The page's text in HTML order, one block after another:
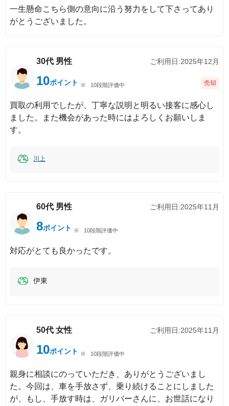
一生懸命こちら側の意向に沿う努力をして下さってあり
がとうございました。
30代 男性 ご利用日:2025年12月
10ポイント 10段階評価中 売却
買取の利用でしたが、丁寧な説明と明るい接客に感心し
ました。また機会があった時にはよろしくお願いしま
す。
川上
60代 男性 ご利用日:2025年11月
8ポイント 10段階評価中
対応がとても良かったです。
伊東
50代 女性 ご利用日:2025年11月
10ポイント 10段階評価中
親身に相談にのっていただき、ありがとうございまし
た。今回は、車を手放さず、乗り続けることにしました
が、もし、手放す時は、ガリバーさんに、お世話になり